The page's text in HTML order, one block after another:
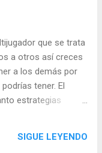
maker/index.php
que se trata
a otros así creces
a los demás por
tener. El
estrategias
el skin aqui
SIGUE LEYENDO